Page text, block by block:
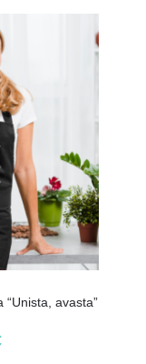
“Unista, avasta”